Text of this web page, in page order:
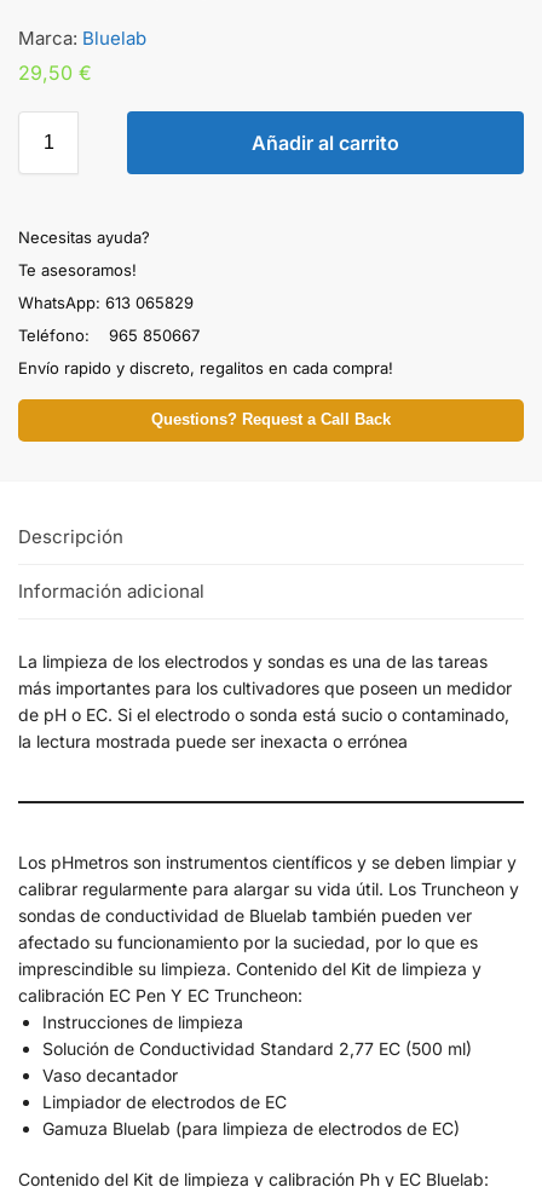
Marca: Bluelab
29,50 €
Añadir al carrito
Necesitas ayuda?
Te asesoramos!
WhatsApp: 613 065829
Teléfono: 965 850667
Envío rapido y discreto, regalitos en cada compra!
Questions? Request a Call Back
Descripción
Información adicional
La limpieza de los electrodos y sondas es una de las tareas
más importantes para los cultivadores que poseen un medidor
de pH o EC. Si el electrodo o sonda está sucio o contaminado,
la lectura mostrada puede ser inexacta o errónea
Los pHmetros son instrumentos científicos y se deben limpiar y
calibrar regularmente para alargar su vida útil. Los Truncheon y
sondas de conductividad de Bluelab también pueden ver
afectado su funcionamiento por la suciedad, por lo que es
imprescindible su limpieza. Contenido del Kit de limpieza y
calibración EC Pen Y EC Truncheon:
Instrucciones de limpieza
Solución de Conductividad Standard 2,77 EC (500 ml)
Vaso decantador
Limpiador de electrodos de EC
Gamuza Bluelab (para limpieza de electrodos de EC)
Contenido del Kit de limpieza y calibración Ph y EC Bluelab: